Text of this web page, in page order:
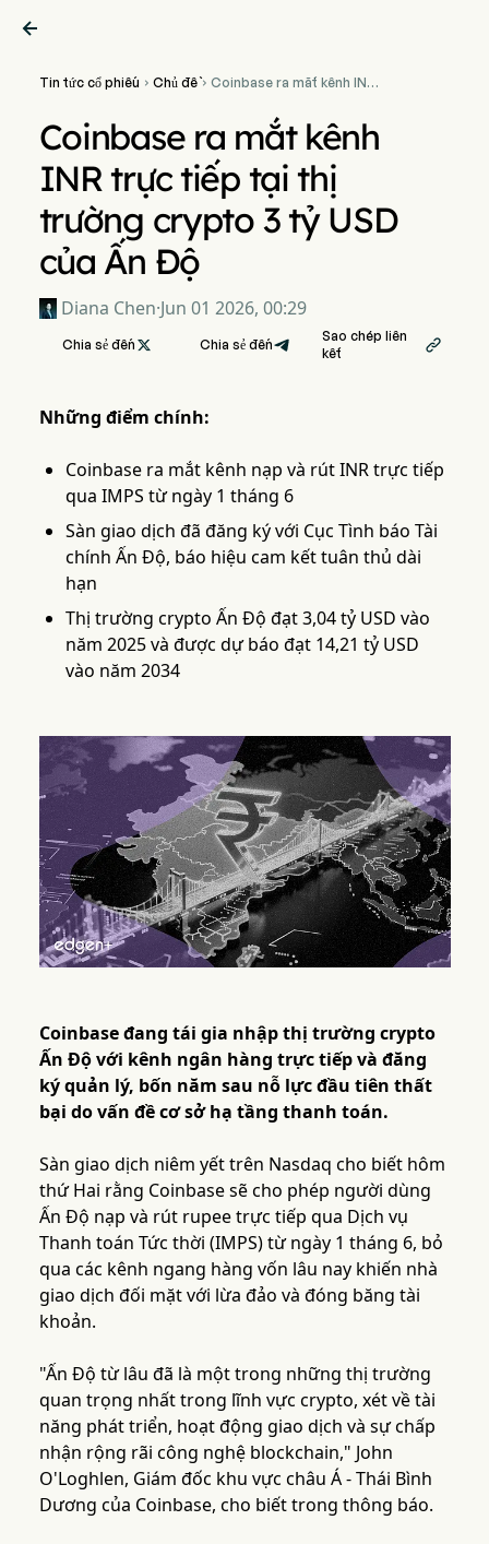

Tin tức cổ phiếu  Chủ đề Coinbase ra mắt kênh INR
crypto 3 tỷ USD của Ấn Độ
Coinbase ra mắt kênh
INR trực tiếp tại thị
trường crypto 3 tỷ USD
của Ấn Độ
Diana Chen·Jun 01 2026, 00:29
Chia sẻ đến  Chia sẻ đến
Sao chép liên
kết

Những điểm chính:
Coinbase ra mắt kênh nạp và rút INR trực tiếp
qua IMPS từ ngày 1 tháng 6
Sàn giao dịch đã đăng ký với Cục Tình báo Tài
chính Ấn Độ, báo hiệu cam kết tuân thủ dài
hạn
Thị trường crypto Ấn Độ đạt 3,04 tỷ USD vào
năm 2025 và được dự báo đạt 14,21 tỷ USD
vào năm 2034
Coinbase đang tái gia nhập thị trường crypto
Ấn Độ với kênh ngân hàng trực tiếp và đăng
ký quản lý, bốn năm sau nỗ lực đầu tiên thất
bại do vấn đề cơ sở hạ tầng thanh toán.
Sàn giao dịch niêm yết trên Nasdaq cho biết hôm
thứ Hai rằng Coinbase sẽ cho phép người dùng
Ấn Độ nạp và rút rupee trực tiếp qua Dịch vụ
Thanh toán Tức thời (IMPS) từ ngày 1 tháng 6, bỏ
qua các kênh ngang hàng vốn lâu nay khiến nhà
giao dịch đối mặt với lừa đảo và đóng băng tài
khoản.
"Ấn Độ từ lâu đã là một trong những thị trường
quan trọng nhất trong lĩnh vực crypto, xét về tài
năng phát triển, hoạt động giao dịch và sự chấp
nhận rộng rãi công nghệ blockchain," John
O'Loghlen, Giám đốc khu vực châu Á - Thái Bình
Dương của Coinbase, cho biết trong thông báo.